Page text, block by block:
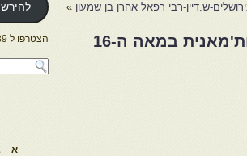
ש.דיין-רבי רפאל אהרן בן שמעון »
יהודים בבית המשפט המוסלמי בירושלים העות'מאנית במאה ה-16
הצטרפו ל 239 מנויים נוספים
א